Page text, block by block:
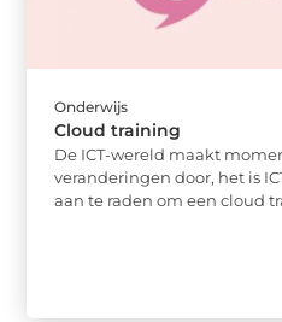
Onderwijs
Cloud training
De ICT-wereld maakt
veranderingen door, het is
aan te raden om een cloud